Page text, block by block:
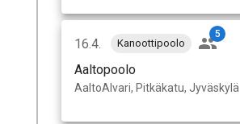
16.4. Kanoottipoolo
5
Aaltopoolo
AaltoAlvari, Pitkäkatu, Jyväskylä